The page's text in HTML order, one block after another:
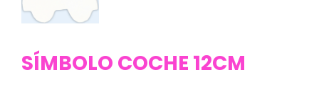
SÍMBOLO COCHE 12CM